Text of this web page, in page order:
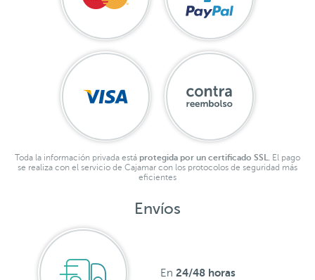
Toda la información privada está protegida por un certificado SSL.
El pago
se realiza con el servicio de Cajamar con los protocolos de seguridad más
eficientes
Envíos
En 24/48 horas